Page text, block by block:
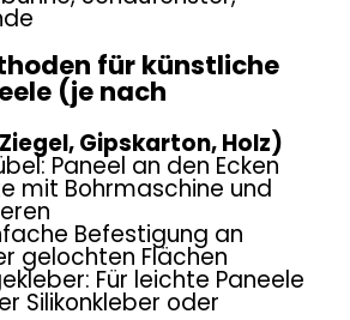
für künstliche
(je nach
Gipskarton, Holz)
Paneel an den Ecken
mit Bohrmaschine und
Befestigung an
gelochten Flächen
Für leichte Paneele
Silikonkleber oder